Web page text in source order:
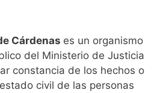
Cárdenas es un organismo
del Ministerio de Justicia
constancia de los hechos o
civil de las personas